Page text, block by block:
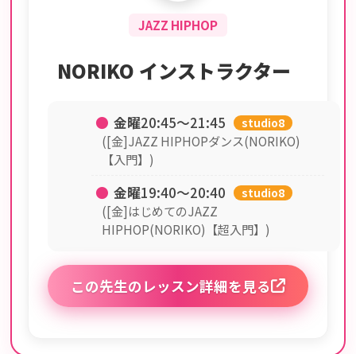
JAZZ HIPHOP
NORIKO インストラクター
● 金曜20:45〜21:45 studio8
([金]JAZZ HIPHOPダンス(NORIKO)
【入門】)
● 金曜19:40〜20:40 studio8
([金]はじめてのJAZZ
HIPHOP(NORIKO)【超入門】)
この先生のレッスン詳細を見る